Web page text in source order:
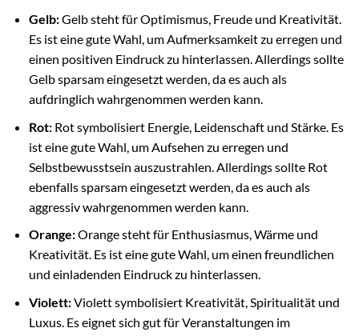
Gelb:Gelb steht für Optimismus, Freude und Kreativität.
Es ist eine gute Wahl, um Aufmerksamkeit zu erregen und
einen positiven Eindruck zu hinterlassen. Allerdings sollte
Gelb sparsam eingesetzt werden, da es auch als
aufdringlich wahrgenommen werden kann.
Rot:Rot symbolisiert Energie, Leidenschaft und Stärke. Es
ist eine gute Wahl, um Aufsehen zu erregen und
Selbstbewusstsein auszustrahlen. Allerdings sollte Rot
ebenfalls sparsam eingesetzt werden, da es auch als
aggressiv wahrgenommen werden kann.
Orange:Orange steht für Enthusiasmus, Wärme und
Kreativität. Es ist eine gute Wahl, um einen freundlichen
und einladenden Eindruck zu hinterlassen.
Violett:Violett symbolisiert Kreativität, Spiritualität und
Luxus. Es eignet sich gut für Veranstaltungen im